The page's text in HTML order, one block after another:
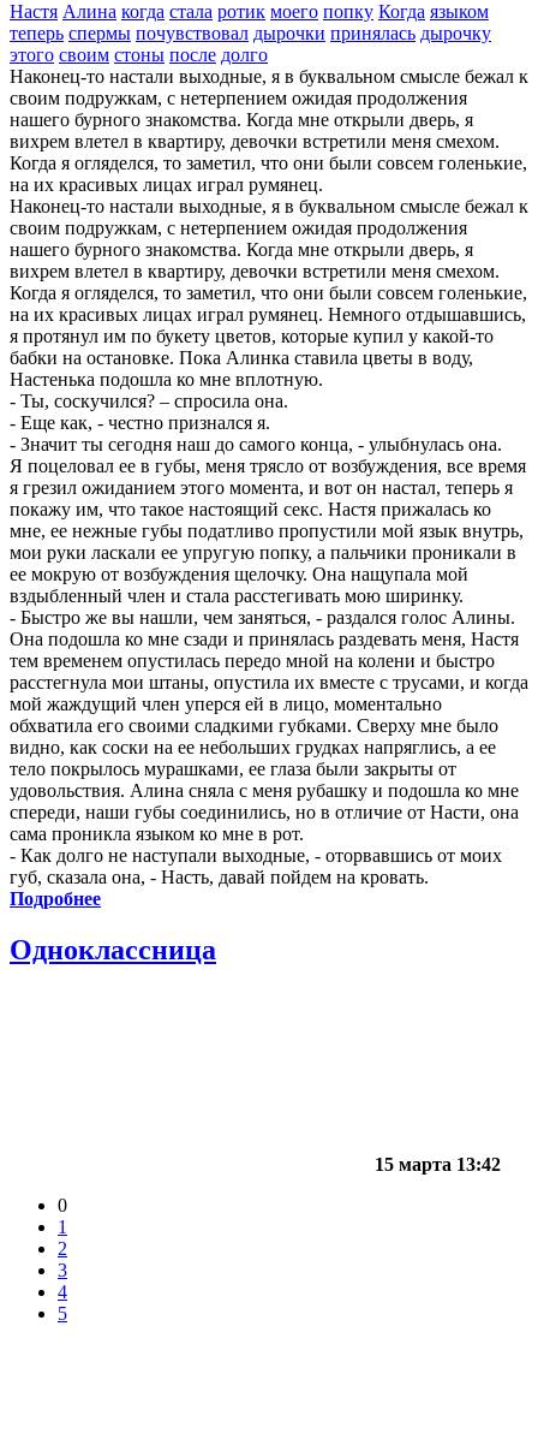
Настя Алина когда стала ротик моего попку Когда языком
теперь спермы почувствовал дырочки принялась дырочку
этого своим стоны после долго
Наконец-то настали выходные, я в буквальном смысле бежал к
своим подружкам, с нетерпением ожидая продолжения
нашего бурного знакомства. Когда мне открыли дверь, я
вихрем влетел в квартиру, девочки встретили меня смехом.
Когда я огляделся, то заметил, что они были совсем голенькие,
на их красивых лицах играл румянец.
Наконец-то настали выходные, я в буквальном смысле бежал к
своим подружкам, с нетерпением ожидая продолжения
нашего бурного знакомства. Когда мне открыли дверь, я
вихрем влетел в квартиру, девочки встретили меня смехом.
Когда я огляделся, то заметил, что они были совсем голенькие,
на их красивых лицах играл румянец. Немного отдышавшись,
я протянул им по букету цветов, которые купил у какой-то
бабки на остановке. Пока Алинка ставила цветы в воду,
Настенька подошла ко мне вплотную.
- Ты, соскучился? – спросила она.
- Еще как, - честно признался я.
- Значит ты сегодня наш до самого конца, - улыбнулась она.
Я поцеловал ее в губы, меня трясло от возбуждения, все время
я грезил ожиданием этого момента, и вот он настал, теперь я
покажу им, что такое настоящий секс. Настя прижалась ко
мне, ее нежные губы податливо пропустили мой язык внутрь,
мои руки ласкали ее упругую попку, а пальчики проникали в
ее мокрую от возбуждения щелочку. Она нащупала мой
вздыбленный член и стала расстегивать мою ширинку.
- Быстро же вы нашли, чем заняться, - раздался голос Алины.
Она подошла ко мне сзади и принялась раздевать меня, Настя
тем временем опустилась передо мной на колени и быстро
расстегнула мои штаны, опустила их вместе с трусами, и когда
мой жаждущий член уперся ей в лицо, моментально
обхватила его своими сладкими губками. Сверху мне было
видно, как соски на ее небольших грудках напряглись, а ее
тело покрылось мурашками, ее глаза были закрыты от
удовольствия. Алина сняла с меня рубашку и подошла ко мне
спереди, наши губы соединились, но в отличие от Насти, она
сама проникла языком ко мне в рот.
- Как долго не наступали выходные, - оторвавшись от моих
губ, сказала она, - Насть, давай пойдем на кровать.
Подробнее
Одноклассница
15 марта 13:42
0
1
2
3
4
5